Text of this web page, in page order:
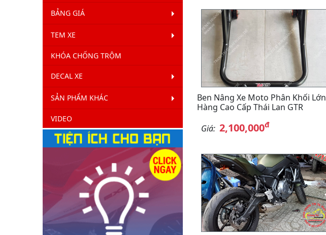
BẢNG GIÁ
TEM XE
KHÓA CHỐNG TRỘM
DECAL XE
SẢN PHẨM KHÁC
VIDEO
Ben Nâng Xe Moto Phân Khối Lớn
Hàng Cao Cấp Thái Lan GTR
Giá: 2,100,000đ